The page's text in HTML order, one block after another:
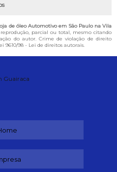
de óleo Automotivo em São Paulo na Vila
parcial ou total, mesmo citando
do autor. Crime de violação de direito
9610/98 - Lei de direitos autorais.
Guairaca